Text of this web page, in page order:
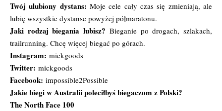
Twój ulubiony dystans: Moje cele cały czas się zmieniają, ale
lubię wszystkie dystanse powyżej półmaratonu.
Jaki rodzaj biegania lubisz? Bieganie po drogach, szlakach,
trailrunning. Chcę więcej biegać po górach.
Instagram: mickgoods
Twitter: mickgoods
Facebook: impossible2Possible
Jakie biegi w Australii poleciłbyś biegaczom z Polski?
The North Face 100